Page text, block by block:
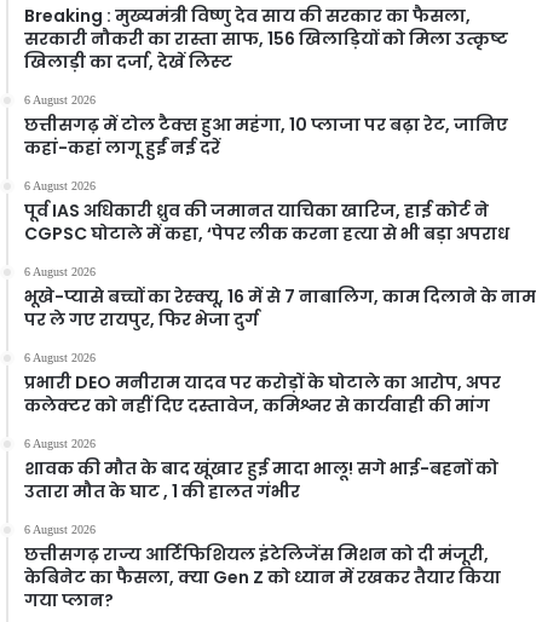
Breaking : मुख्यमंत्री विष्णु देव साय की सरकार का फैसला,
सरकारी नौकरी का रास्ता साफ, 156 खिलाड़ियों को मिला उत्कृष्ट
खिलाड़ी का दर्जा, देखें लिस्‍ट
6 August 2026
छत्तीसगढ़ में टोल टैक्स हुआ महंगा, 10 प्लाजा पर बढ़ा रेट, जानिए
कहां-कहां लागू हुईं नई दरें
6 August 2026
पूर्व IAS अधिकारी ध्रुव की जमानत याचिका खारिज, हाई कोर्ट ने
CGPSC घोटाले में कहा, ‘पेपर लीक करना हत्या से भी बड़ा अपराध
6 August 2026
भूखे-प्यासे बच्चों का रेस्क्यू, 16 में से 7 नाबालिग, काम दिलाने के नाम
पर ले गए रायपुर, फिर भेजा दुर्ग
6 August 2026
प्रभारी DEO मनीराम यादव पर करोड़ों के घोटाले का आरोप, अपर
कलेक्टर को नहीं दिए दस्तावेज, कमिश्नर से कार्यवाही की मांग
6 August 2026
शावक की मौत के बाद खूंखार हुई मादा भालू! सगे भाई-बहनों को
उतारा मौत के घाट , 1 की हालत गंभीर
6 August 2026
छत्तीसगढ़ राज्य आर्टिफिशियल इंटेलिजेंस मिशन को दी मंजूरी,
केबिनेट का फैसला, क्या Gen Z को ध्यान में रखकर तैयार किया
गया प्लान?